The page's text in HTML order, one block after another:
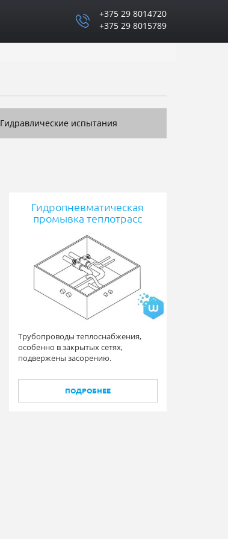
+375 29 8014720
+375 29 8015789
Гидравлические испытания
Гидропневматическая
промывка теплотрасс
Трубопроводы теплоснабжения,
особенно в закрытых сетях,
подвержены засорению.
ПОДРОБНЕЕ